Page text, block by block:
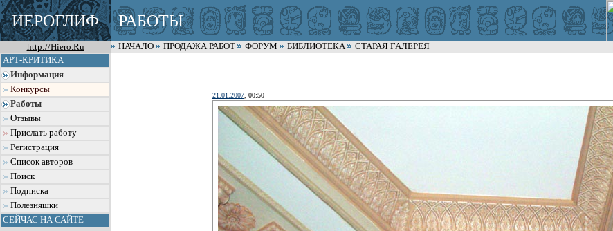
ИЕРОГЛИФ РАБОТЫ
http://Hiero.Ru НАЧАЛО ПРОДАЖА РАБОТ ФОРУМ БИБЛИОТЕКА
СТАРАЯ ГАЛЕРЕЯ
АРТ-КРИТИКА
Информация
Конкурсы
Работы
Отзывы
Прислать работу
Регистрация
Список авторов
Поиск
Подписка
Полезняшки
СЕЙЧАС НА САЙТЕ
21.01.2007, 00:50